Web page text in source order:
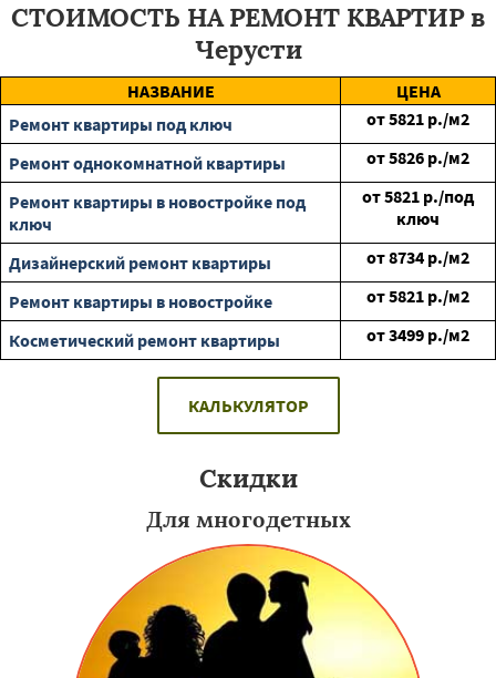
СТОИМОСТЬ НА РЕМОНТ КВАРТИР в
Черусти
НАЗВАНИЕ
ЦЕНА
Ремонт квартиры под ключ
от5821 р./м2
Ремонт однокомнатной квартиры
от5826 р./м2
Ремонт квартиры в новостройке под
ключ
от5821 р./под
ключ
Дизайнерский ремонт квартиры
от8734 р./м2
Ремонт квартиры в новостройке
от5821 р./м2
Косметический ремонт квартиры
от3499 р./м2
КАЛЬКУЛЯТОР
Скидки
Для многодетных